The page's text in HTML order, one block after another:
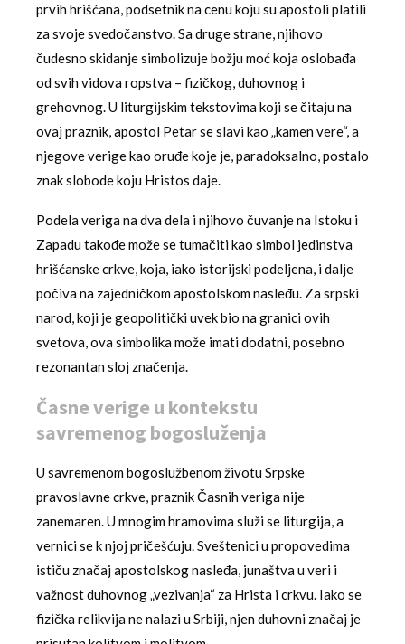
prvih hrišćana, podsetnik na cenu koju su apostoli platili
za svoje svedočanstvo. Sa druge strane, njihovo
čudesno skidanje simbolizuje božju moć koja oslobađa
od svih vidova ropstva – fizičkog, duhovnog i
grehovnog. U liturgijskim tekstovima koji se čitaju na
ovaj praznik, apostol Petar se slavi kao „kamen vere“, a
njegove verige kao oruđe koje je, paradoksalno, postalo
znak slobode koju Hristos daje.
Podela veriga na dva dela i njihovo čuvanje na Istoku i
Zapadu takođe može se tumačiti kao simbol jedinstva
hrišćanske crkve, koja, iako istorijski podeljena, i dalje
počiva na zajedničkom apostolskom nasleđu. Za srpski
narod, koji je geopolitički uvek bio na granici ovih
svetova, ova simbolika može imati dodatni, posebno
rezonantan sloj značenja.
Časne verige u kontekstu
savremenog bogosluženja
U savremenom bogoslužbenom životu Srpske
pravoslavne crkve, praznik Časnih veriga nije
zanemaren. U mnogim hramovima služi se liturgija, a
vernici se k njoj pričešćuju. Sveštenici u propovedima
ističu značaj apostolskog nasleđa, junaštva u veri i
važnost duhovnog „vezivanja“ za Hrista i crkvu. Iako se
fizička relikvija ne nalazi u Srbiji, njen duhovni značaj je